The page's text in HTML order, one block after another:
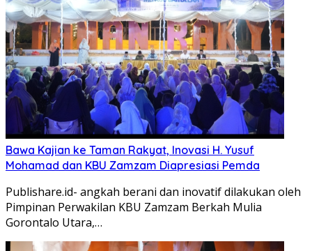
Bawa Kajian ke Taman Rakyat, Inovasi H. Yusuf
Mohamad dan KBU Zamzam Diapresiasi Pemda
Publishare.id- angkah berani dan inovatif dilakukan oleh
Pimpinan Perwakilan KBU Zamzam Berkah Mulia
Gorontalo Utara,…